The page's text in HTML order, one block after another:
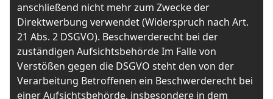
anschließend nicht mehr zum Zwecke der
Direktwerbung verwendet (Widerspruch nach Art.
21 Abs. 2 DSGVO). Beschwerderecht bei der
zuständigen Aufsichtsbehörde Im Falle von
Verstößen gegen die DSGVO steht den von der
Verarbeitung Betroffenen ein Beschwerderecht bei
einer Aufsichtsbehörde, insbesondere in dem